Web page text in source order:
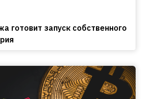
готовит запуск собственного